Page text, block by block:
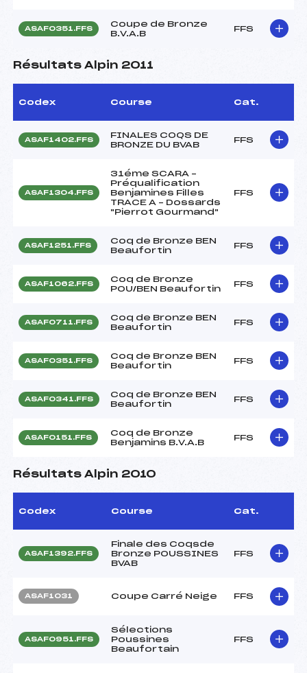
ASAF0351.FFS
Coupe de Bronze
B.V.A.B
FFS
Résultats Alpin 2011
Codex Course Cat.
ASAF1402.FFS
FINALES COQS DE
BRONZE DU BVAB
FFS
ASAF1304.FFS
31éme SCARA –
Préqualification
Benjamines Filles
TRACE A – Dossards
"Pierrot Gourmand"
FFS
ASAF1251.FFS
Coq de Bronze BEN
Beaufortin
FFS
ASAF1062.FFS
Coq de Bronze
POU/BEN Beaufortin
FFS
ASAF0711.FFS
Coq de Bronze BEN
Beaufortin
FFS
ASAF0351.FFS
Coq de Bronze BEN
Beaufortin
FFS
ASAF0341.FFS
Coq de Bronze BEN
Beaufortin
FFS
ASAF0151.FFS
Coq de Bronze
Benjamins B.V.A.B
FFS
Résultats Alpin 2010
Codex Course Cat.
ASAF1392.FFS
Finale des Coqsde
Bronze POUSSINES
BVAB
FFS
ASAF1031 Coupe Carré Neige FFS
ASAF0951.FFS
Sélections
Poussines
Beaufortain
FFS